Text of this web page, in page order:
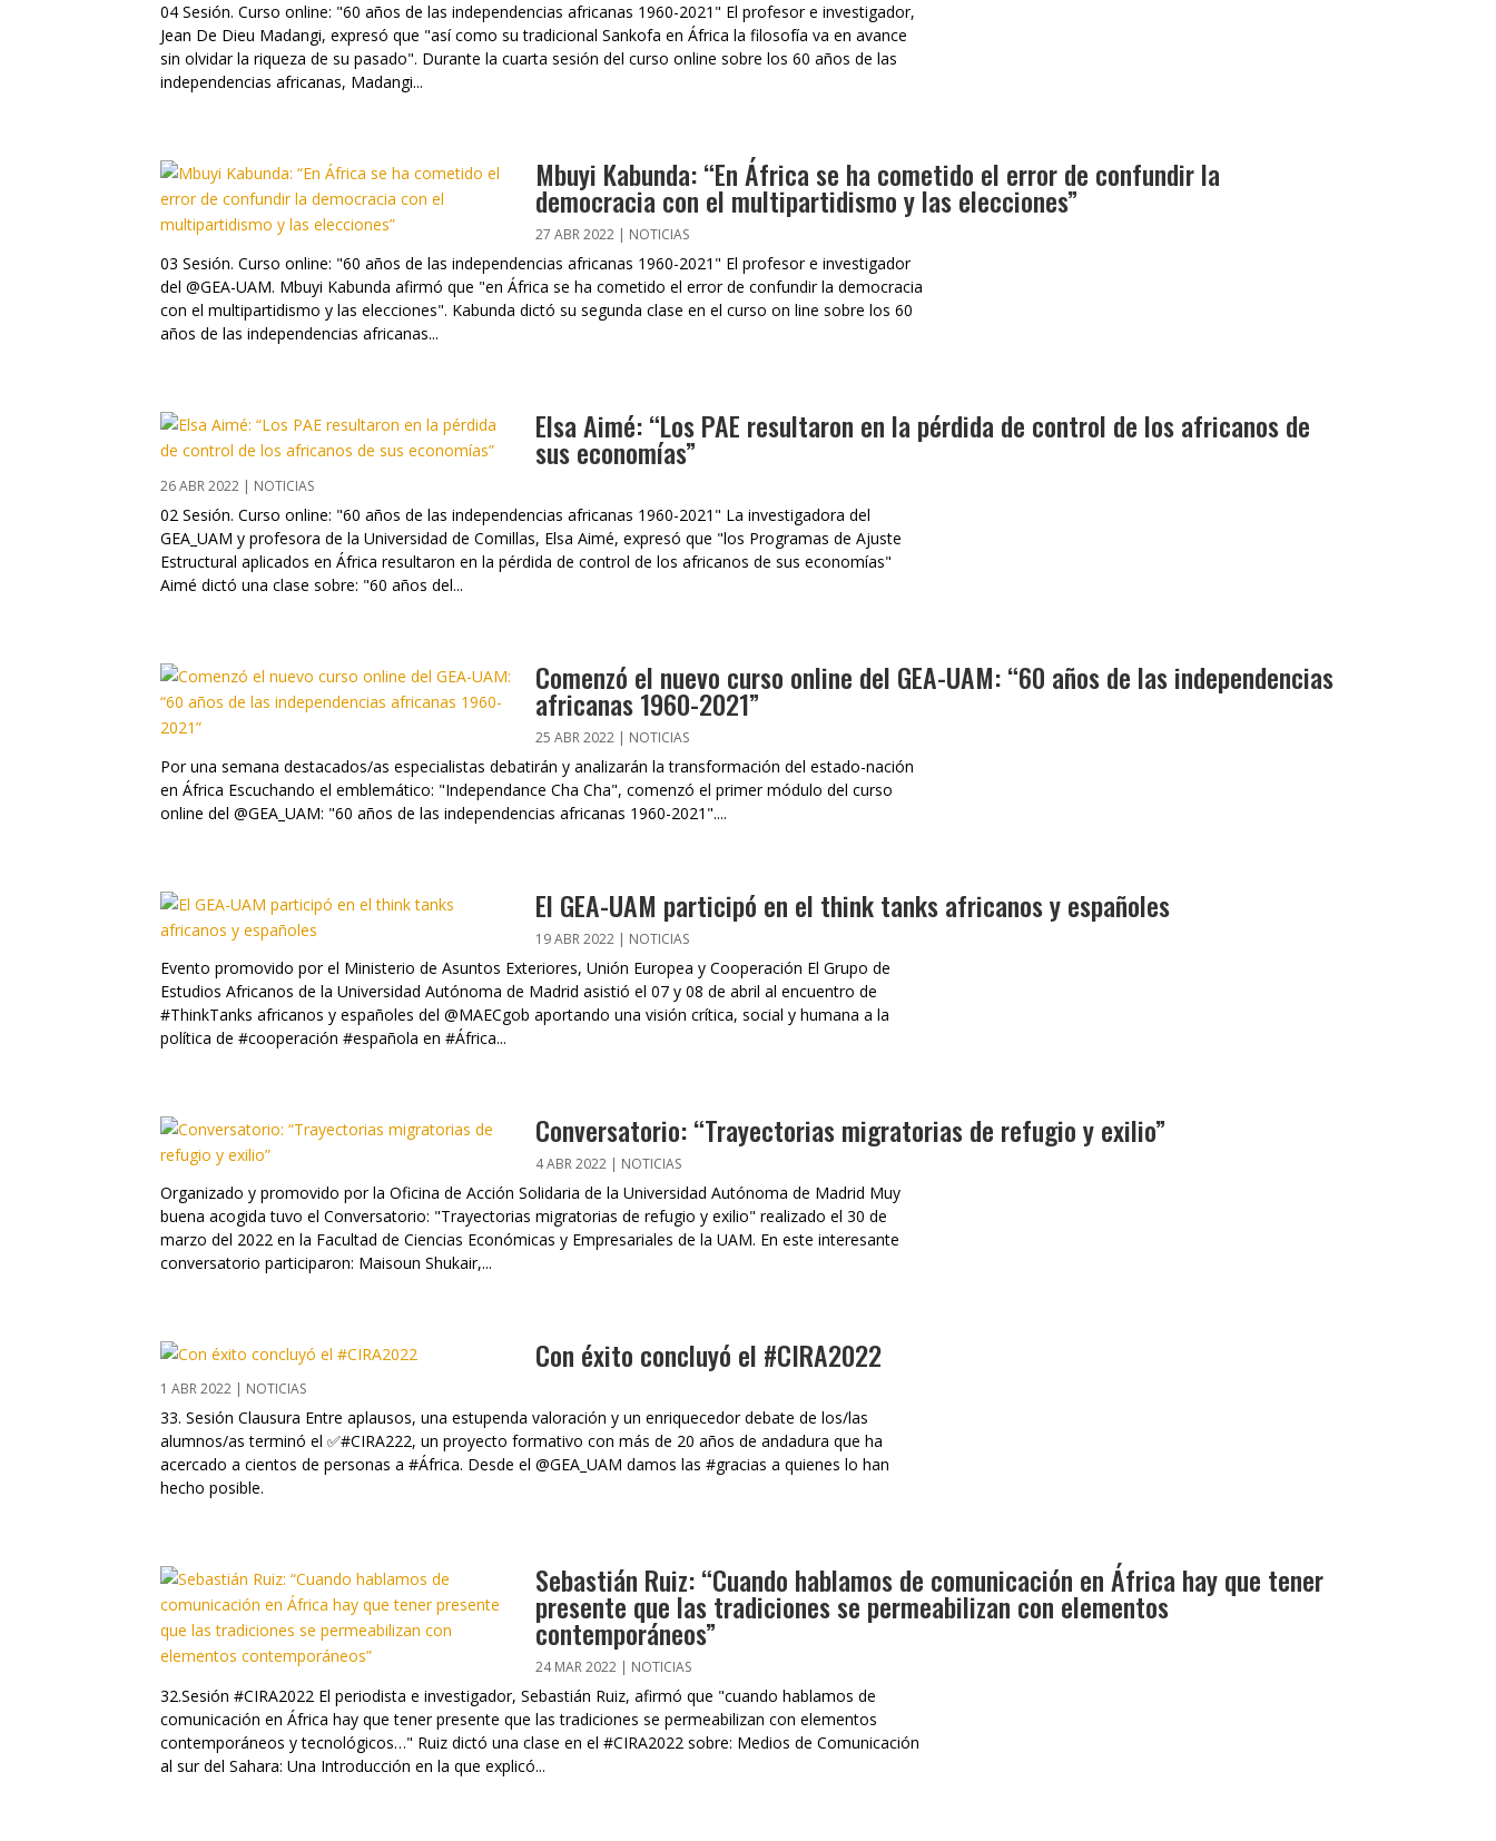
04 Sesión. Curso online: "60 años de las independencias africanas 1960-2021" El profesor e investigador,
Jean De Dieu Madangi, expresó que "así como su tradicional Sankofa en África la filosofía va en avance
sin olvidar la riqueza de su pasado". Durante la cuarta sesión del curso online sobre los 60 años de las
independencias africanas, Madangi...
Mbuyi Kabunda: “En África se ha cometido el error de confundir la
democracia con el multipartidismo y las elecciones”
27 ABR 2022| NOTICIAS
03 Sesión. Curso online: "60 años de las independencias africanas 1960-2021" El profesor e investigador
del @GEA-UAM. Mbuyi Kabunda afirmó que "en África se ha cometido el error de confundir la democracia
con el multipartidismo y las elecciones". Kabunda dictó su segunda clase en el curso on line sobre los 60
años de las independencias africanas...
Elsa Aimé: “Los PAE resultaron en la pérdida de control de los africanos de
sus economías”
26 ABR 2022 | NOTICIAS
02 Sesión. Curso online: "60 años de las independencias africanas 1960-2021" La investigadora del
GEA_UAM y profesora de la Universidad de Comillas, Elsa Aimé, expresó que "los Programas de Ajuste
Estructural aplicados en África resultaron en la pérdida de control de los africanos de sus economías"
Aimé dictó una clase sobre: "60 años del...
Comenzó el nuevo curso online del GEA-UAM: “60 años de las independencias
africanas 1960-2021”
25 ABR 2022| NOTICIAS
Por una semana destacados/as especialistas debatirán y analizarán la transformación del estado-nación
en África Escuchando el emblemático: "Independance Cha Cha", comenzó el primer módulo del curso
online del @GEA_UAM: "60 años de las independencias africanas 1960-2021"....
El GEA-UAM participó en el think tanks africanos y españoles
19 ABR 2022| NOTICIAS
Evento promovido por el Ministerio de Asuntos Exteriores, Unión Europea y Cooperación El Grupo de
Estudios Africanos de la Universidad Autónoma de Madrid asistió el 07 y 08 de abril al encuentro de
#ThinkTanks africanos y españoles del @MAECgob aportando una visión crítica, social y humana a la
política de #cooperación #española en #África...
Conversatorio: “Trayectorias migratorias de refugio y exilio”
4 ABR 2022| NOTICIAS
Organizado y promovido por la Oficina de Acción Solidaria de la Universidad Autónoma de Madrid Muy
buena acogida tuvo el Conversatorio: "Trayectorias migratorias de refugio y exilio" realizado el 30 de
marzo del 2022 en la Facultad de Ciencias Económicas y Empresariales de la UAM. En este interesante
conversatorio participaron: Maisoun Shukair,...
Con éxito concluyó el #CIRA2022
1 ABR 2022 | NOTICIAS
33. Sesión Clausura Entre aplausos, una estupenda valoración y un enriquecedor debate de los/las
alumnos/as terminó el ✅#CIRA222, un proyecto formativo con más de 20 años de andadura que ha
acercado a cientos de personas a #África. Desde el @GEA_UAM damos las #gracias a quienes lo han
hecho posible.
Sebastián Ruiz: “Cuando hablamos de comunicación en África hay que tener
presente que las tradiciones se permeabilizan con elementos
contemporáneos”
24 MAR 2022| NOTICIAS
32.Sesión #CIRA2022 El periodista e investigador, Sebastián Ruiz, afirmó que "cuando hablamos de
comunicación en África hay que tener presente que las tradiciones se permeabilizan con elementos
contemporáneos y tecnológicos…" Ruiz dictó una clase en el #CIRA2022 sobre: Medios de Comunicación
al sur del Sahara: Una Introducción en la que explicó...